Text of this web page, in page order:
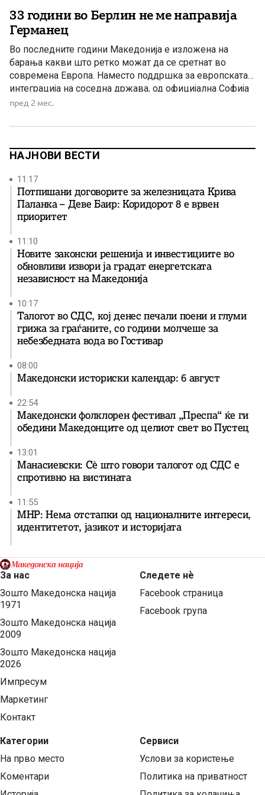
33 години во Берлин не ме направија
Германец
Во последните години Македонија е изложена на
барања какви што ретко можат да се сретнат во
современа Европа. Наместо поддршка за европската
интеграција на соседна држава, од официјална Софија
постојано пристигнуваат нови условувања поврзани со
македонскиот идентитет и македонските историски
суштинско прашање: дали ова е […]
пред 2 мес.
НАЈНОВИ ВЕСТИ
11:17
Потпишани договорите за железницата Крива
Паланка – Деве Баир: Коридорот 8 е врвен
приоритет
11:10
Новите законски решенија и инвестициите во
обновливи извори ја градат енергетската
независност на Македонија
10:17
Талогот во СДС, кој денес печали поени и глуми
грижа за граѓаните, со години молчеше за
небезбедната вода во Гостивар
08:00
Македонски историски календар: 6 август
22:54
Македонски фолклорен фестивал „Преспа“ ќе ги
обедини Македонците од целиот свет во Пустец
13:01
Манасиевски: Сè што говори талогот од СДС е
спротивно на вистината
11:55
МНР: Нема отстапки од националните интереси,
идентитетот, јазикот и историјата
За нас
Зошто Македонска нација
1971
Зошто Македонска нација
2009
Зошто Македонска нација
2026
Импресум
Маркетинг
Контакт
Категории
На прво место
Коментари
Следете нѐ
Facebook страница
Facebook група
Сервиси
Услови за користење
Политика на приватност